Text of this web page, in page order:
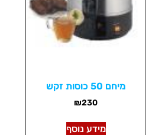
מיחם 50 כוסות זקש
₪230
מידע נוסף